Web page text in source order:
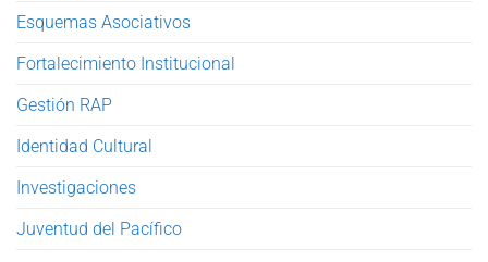
Esquemas Asociativos
Fortalecimiento Institucional
Gestión RAP
Identidad Cultural
Investigaciones
Juventud del Pacífico